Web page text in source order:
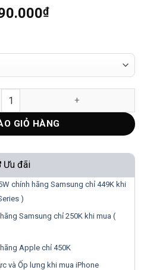
₫Giá
là:
25.790.000₫.
8GPU 16GB 256GB – Chính
GIỎ HÀNG
Ưu đãi
chính hãng Samsung chỉ 449K khi
)
Samsung chỉ 250K khi mua (
Apple chỉ 450K
và Ốp lưng khi mua iPhone